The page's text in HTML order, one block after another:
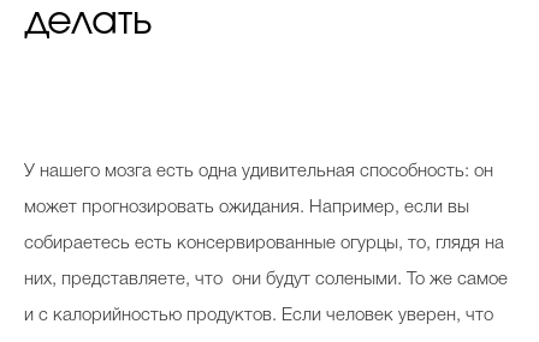
делать
У нашего мозга есть одна удивительная способность: он
может прогнозировать ожидания. Например, если вы
собираетесь есть консервированные огурцы, то, глядя на
них, представляете, что они будут солеными. То же самое
и с калорийностью продуктов. Если человек уверен, что